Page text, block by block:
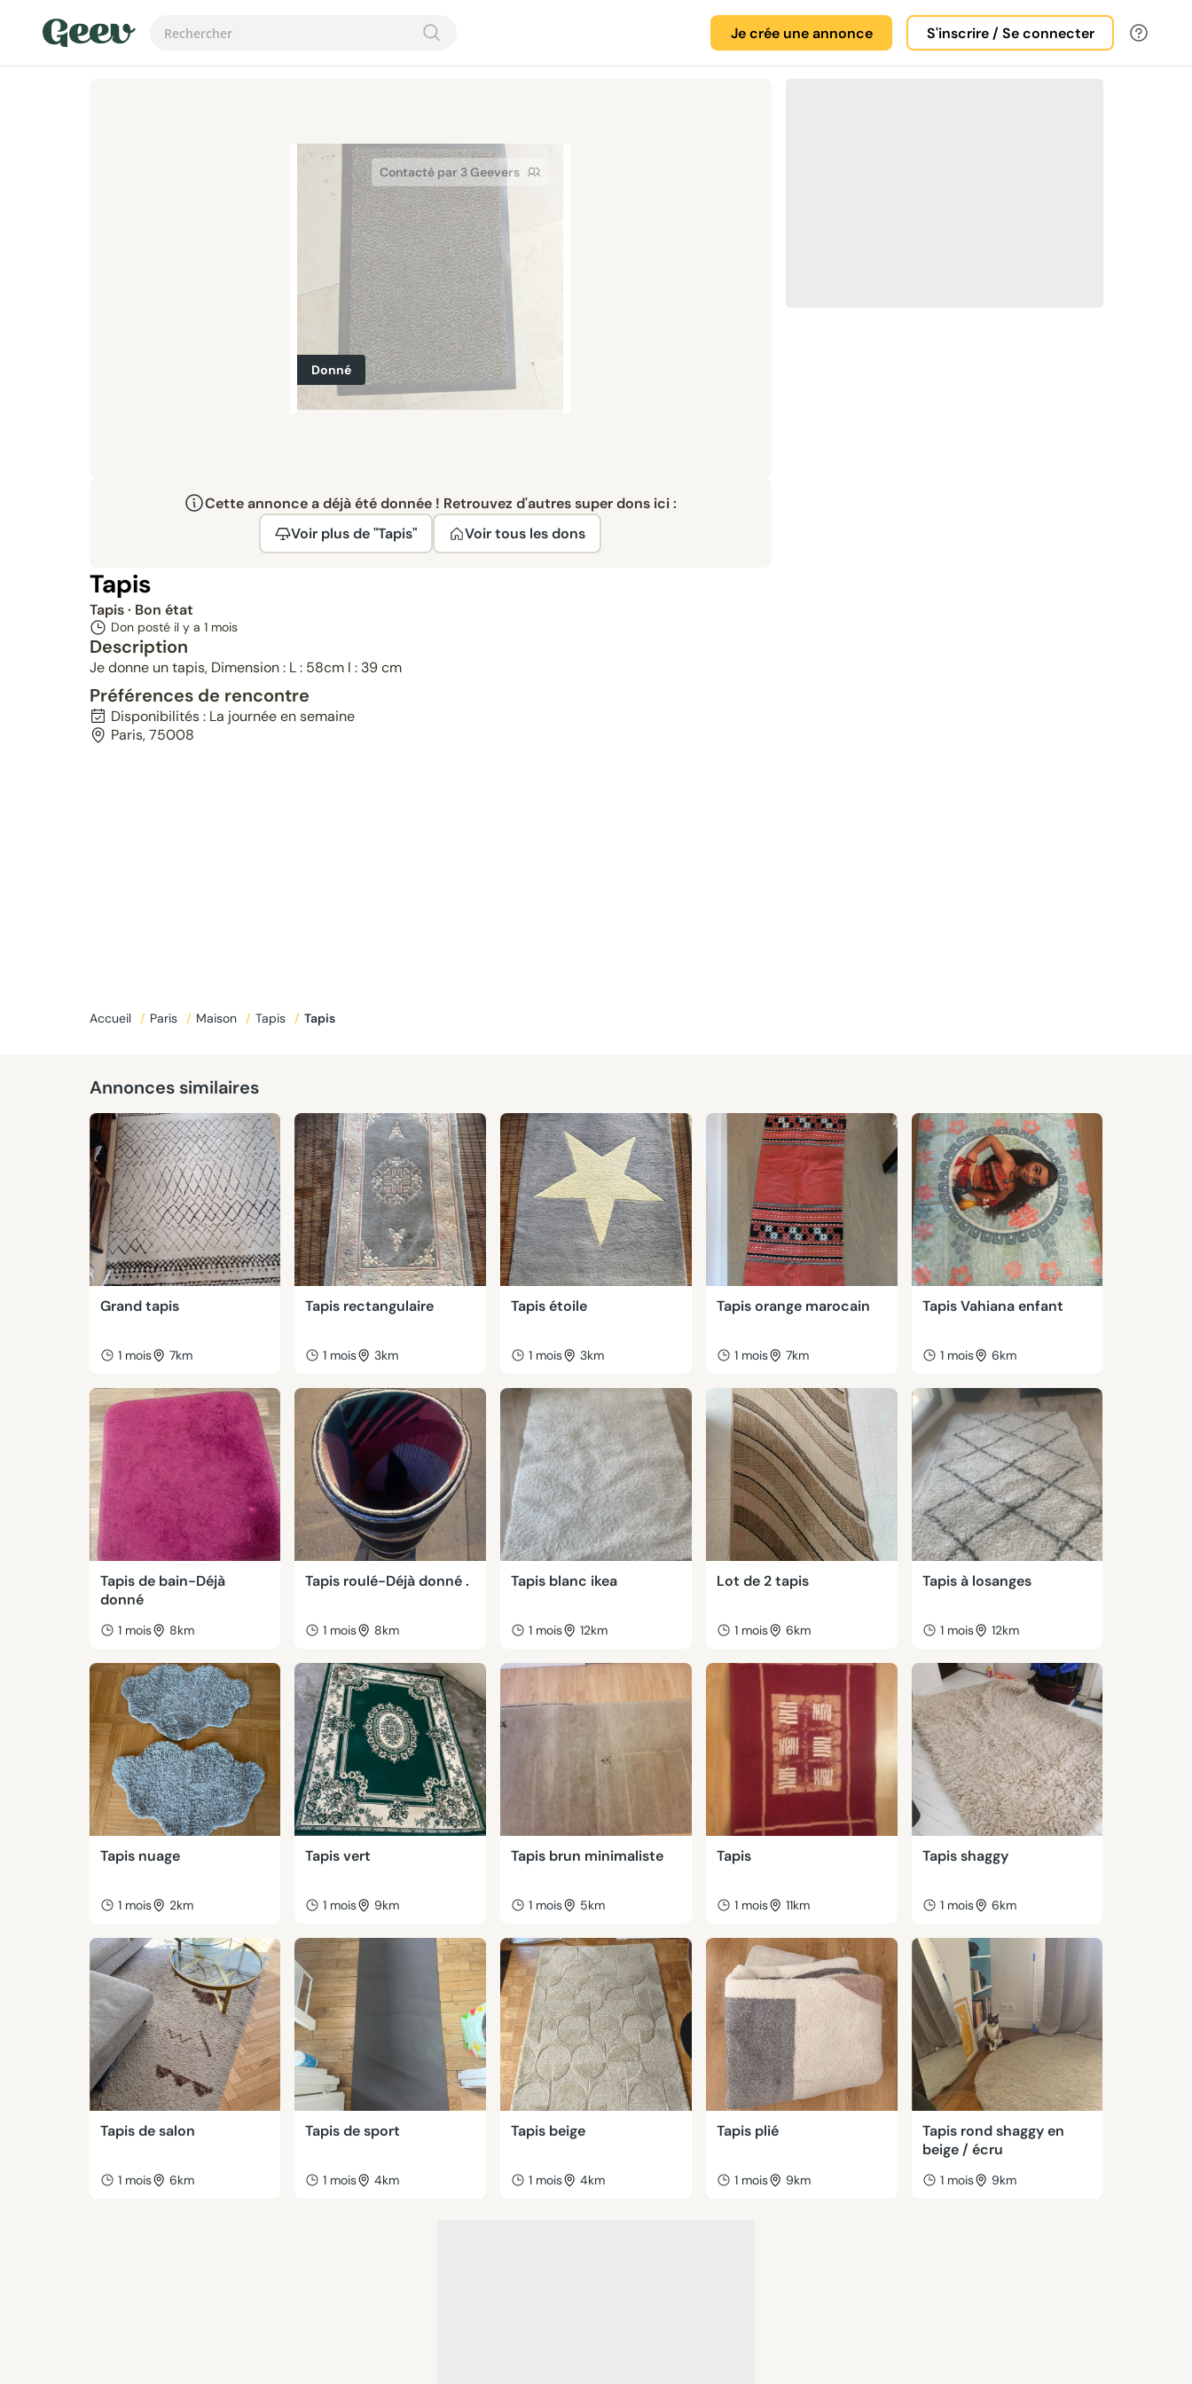
Je crée une annonce S'inscrire / Se connecter
Contacté par 3 Geevers
Donné
Cette annonce a déjà été donnée ! Retrouvez d'autres super dons ici :
Voir plus de "Tapis"
Voir tous les dons
Tapis
Tapis· Bon état
Don posté il y a 1 mois
Description
Je donne un tapis, Dimension : L : 58cm l : 39 cm
Préférences de rencontre
Disponibilités : La journée en semaine
Paris, 75008
Accueil / Paris / Maison / Tapis / Tapis
Annonces similaires
Grand tapis
1 mois 7km
Tapis rectangulaire
1 mois 3km
Tapis étoile
1 mois 3km
Tapis orange marocain
1 mois 7km
Tapis Vahiana enfant
1 mois 6km
Tapis de bain-Déjà
donné
1 mois 8km
Tapis roulé-Déjà donné .
1 mois 8km
Tapis blanc ikea
1 mois 12km
Lot de 2 tapis
1 mois 6km
Tapis à losanges
1 mois 12km
Tapis nuage
1 mois 2km
Tapis vert
1 mois 9km
Tapis brun minimaliste
1 mois 5km
Tapis
1 mois 11km
Tapis shaggy
1 mois 6km
Tapis de salon
1 mois 6km
Tapis de sport
1 mois 4km
Tapis beige
1 mois 4km
Tapis plié
1 mois 9km
Tapis rond shaggy en
beige / écru
1 mois 9km